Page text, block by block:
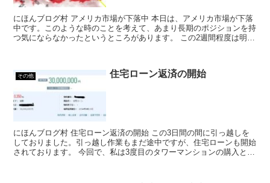
にほんブログ村 アメリカ市場が下落中 本日は、アメリカ市場が下落
中です。このような時のことを考えて、あまり長期のポジションを持
つ気にならなかったというところがあります。 この2週間程度は明ら
その他 住宅ローン返済の開始
にほんブログ村 住宅ローン返済の開始 この3日間の間に引っ越しを
しておりました。引っ越し作業もまだ途中ですが、住宅ローンも開始
されております。 今回で、私は3度目のタワーマンションの購入とな